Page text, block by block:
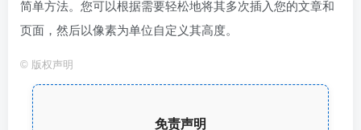
简单方法。您可以根据需要轻松地将其多次插入您的文章和
页面，然后以像素为单位自定义其高度。
© 版权声明
免责声明